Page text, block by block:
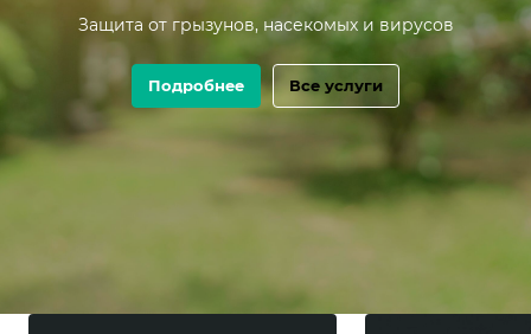
Защита от грызунов, насекомых и вирусов
Подробнее Все услуги